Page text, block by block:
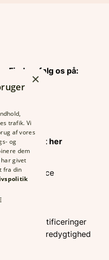
Find og følg os på:
Find din
konsulent her
Foodservice
Industri
Øko & certificeringer
ESG – bæredygtighed
×
trafik. Vi
af vores
og
dem
givet
fra din